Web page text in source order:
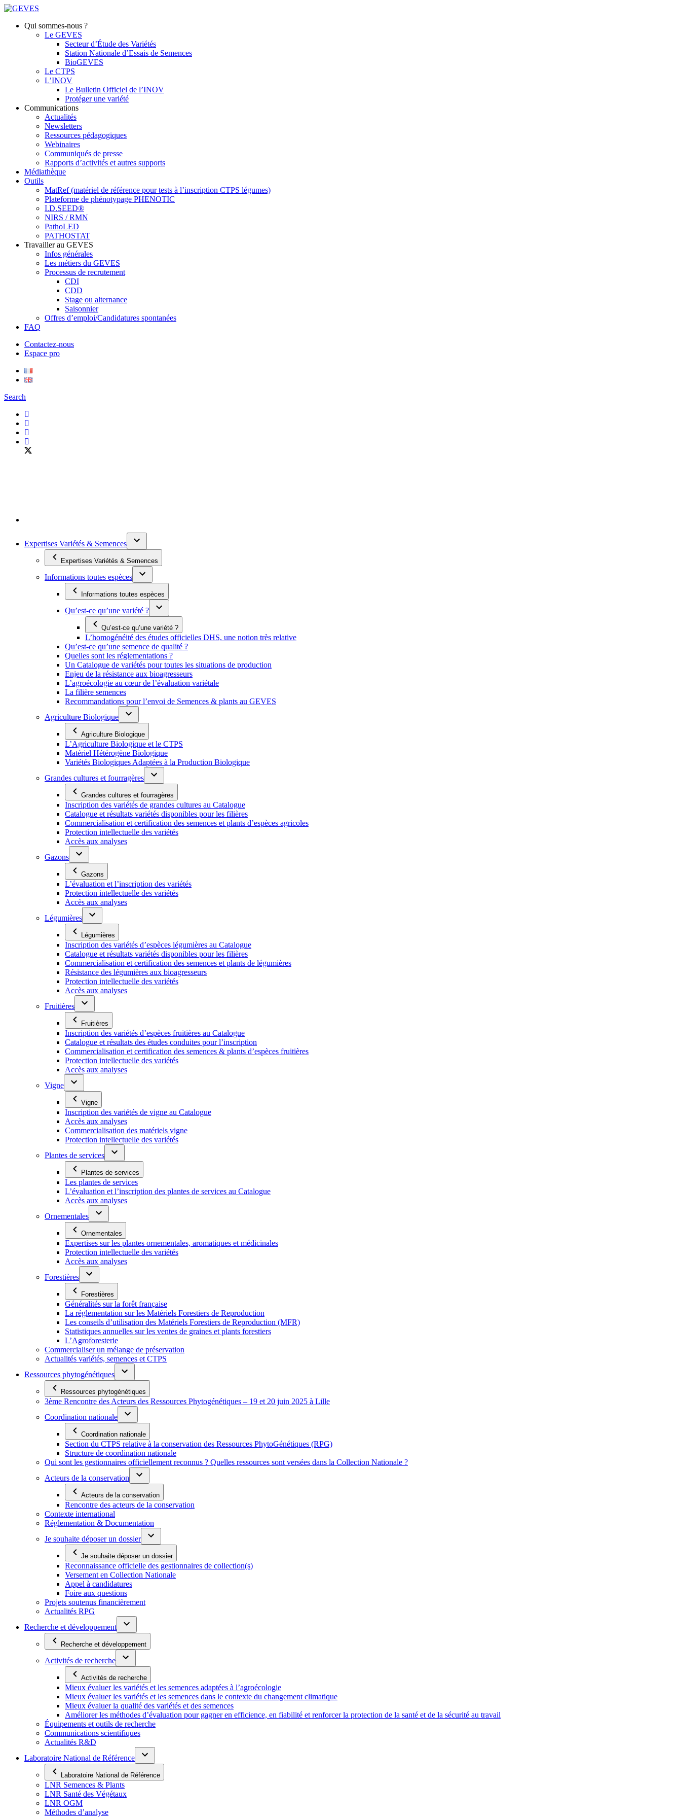
Qui sommes-nous ?
Le GEVES
Secteur d’Étude des Variétés
Station Nationale d’Essais de Semences
BioGEVES
Le CTPS
L’INOV
Le Bulletin Officiel de l’INOV
Protéger une variété
Communications
Actualités
Newsletters
Ressources pédagogiques
Webinaires
Communiqués de presse
Rapports d’activités et autres supports
Médiathèque
Outils
MatRef (matériel de référence pour tests à l’inscription CTPS légumes)
Plateforme de phénotypage PHENOTIC
I.D.SEED®
NIRS / RMN
PathoLED
PATHOSTAT
Travailler au GEVES
Infos générales
Les métiers du GEVES
Processus de recrutement
CDI
CDD
Stage ou alternance
Saisonnier
Offres d’emploi/Candidatures spontanées
FAQ
Contactez-nous
Espace pro
Search
Expertises Variétés & Semences
Expertises Variétés & Semences
Informations toutes espèces
Informations toutes espèces
Qu’est-ce qu’une variété ?
Qu’est-ce qu’une variété ?
L’homogénéité des études officielles DHS, une notion très relative
Qu’est-ce qu’une semence de qualité ?
Quelles sont les réglementations ?
Un Catalogue de variétés pour toutes les situations de production
Enjeu de la résistance aux bioagresseurs
L’agroécologie au cœur de l’évaluation variétale
La filière semences
Recommandations pour l’envoi de Semences & plants au GEVES
Agriculture Biologique
Agriculture Biologique
L’Agriculture Biologique et le CTPS
Matériel Hétérogène Biologique
Variétés Biologiques Adaptées à la Production Biologique
Grandes cultures et fourragères
Grandes cultures et fourragères
Inscription des variétés de grandes cultures au Catalogue
Catalogue et résultats variétés disponibles pour les filières
Commercialisation et certification des semences et plants d’espèces agricoles
Protection intellectuelle des variétés
Accès aux analyses
Gazons
Gazons
L’évaluation et l’inscription des variétés
Protection intellectuelle des variétés
Accès aux analyses
Légumières
Légumières
Inscription des variétés d’espèces légumières au Catalogue
Catalogue et résultats variétés disponibles pour les filières
Commercialisation et certification des semences et plants de légumières
Résistance des légumières aux bioagresseurs
Protection intellectuelle des variétés
Accès aux analyses
Fruitières
Fruitières
Inscription des variétés d’espèces fruitières au Catalogue
Catalogue et résultats des études conduites pour l’inscription
Commercialisation et certification des semences & plants d’espèces fruitières
Protection intellectuelle des variétés
Accès aux analyses
Vigne
Vigne
Inscription des variétés de vigne au Catalogue
Accès aux analyses
Commercialisation des matériels vigne
Protection intellectuelle des variétés
Plantes de services
Plantes de services
Les plantes de services
L’évaluation et l’inscription des plantes de services au Catalogue
Accès aux analyses
Ornementales
Ornementales
Expertises sur les plantes ornementales, aromatiques et médicinales
Protection intellectuelle des variétés
Accès aux analyses
Forestières
Forestières
Généralités sur la forêt française
La réglementation sur les Matériels Forestiers de Reproduction
Les conseils d’utilisation des Matériels Forestiers de Reproduction (MFR)
Statistiques annuelles sur les ventes de graines et plants forestiers
L’Agroforesterie
Commercialiser un mélange de préservation
Actualités variétés, semences et CTPS
Ressources phytogénétiques
Ressources phytogénétiques
3ème Rencontre des Acteurs des Ressources Phytogénétiques – 19 et 20 juin 2025 à Lille
Coordination nationale
Coordination nationale
Section du CTPS relative à la conservation des Ressources PhytoGénétiques (RPG)
Structure de coordination nationale
Qui sont les gestionnaires officiellement reconnus ? Quelles ressources sont versées dans la Collection Nationale ?
Acteurs de la conservation
Acteurs de la conservation
Rencontre des acteurs de la conservation
Contexte international
Réglementation & Documentation
Je souhaite déposer un dossier
Je souhaite déposer un dossier
Reconnaissance officielle des gestionnaires de collection(s)
Versement en Collection Nationale
Appel à candidatures
Foire aux questions
Projets soutenus financièrement
Actualités RPG
Recherche et développement
Recherche et développement
Activités de recherche
Activités de recherche
Mieux évaluer les variétés et les semences adaptées à l’agroécologie
Mieux évaluer les variétés et les semences dans le contexte du changement climatique
Mieux évaluer la qualité des variétés et des semences
Améliorer les méthodes d’évaluation pour gagner en efficience, en fiabilité et renforcer la protection de la santé et de la sécurité au travail
Équipements et outils de recherche
Communications scientifiques
Actualités R&D
Laboratoire National de Référence
Laboratoire National de Référence
LNR Semences & Plants
LNR Santé des Végétaux
LNR OGM
Méthodes d’analyse